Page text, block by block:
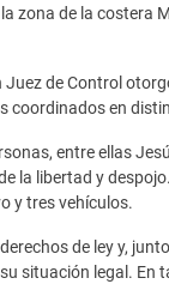
zona de la costera
de Control
coordinados en
entre ellas
la libertad y
y tres vehículos.
de ley y,
situación legal.